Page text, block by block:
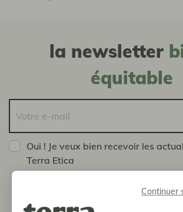
Continuer
la newsletter
équitable
Oui ! Je veux bien recevoir les
Terra Etica
envoyant un message via la page